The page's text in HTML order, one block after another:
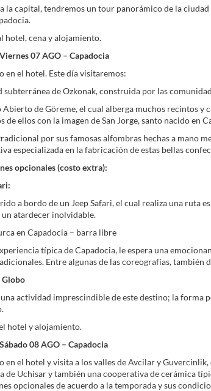
la capital, tendremos un tour panorámico de la
hotel, cena y alojamiento.
07 AGO – Capadocia
en el hotel. Este día visitaremos:
subterránea de Ozkonak, construida por las
Abierto de Göreme, el cual alberga muchos recintos y
de ellos con la imagen de San Jorge, santo nacido en
por sus famosas alfombras hechas a mano
especializada en la fabricación de estas bellas
opcionales (costo extra):
a bordo de un Jeep Safari, el cual realiza una ruta
atardecer inolvidable.
en Capadocia – barra libre
típica de Capadocia, le espera una
Entre algunas de las coreografías, también
Globo
actividad imprescindible de este destino; la forma
hotel y alojamiento.
08 AGO – Capadocia
en el hotel y visita a los valles de Avcilar y
de Uchisar y también una cooperativa de cerámica
opcionales de acuerdo a la temporada y sus